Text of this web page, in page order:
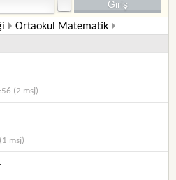
Ortaokul Matematik
(2 msj)
msj)